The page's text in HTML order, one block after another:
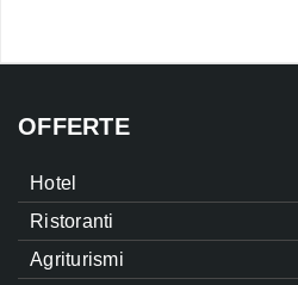
OFFERTE
Hotel
Ristoranti
Agriturismi